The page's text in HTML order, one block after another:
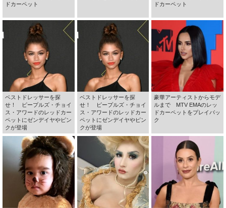
ドカーペット
ドカーペット
ベストドレッサーを探
せ！ ピープルズ・チョイ
ス・アワードのレッドカー
ペットにゼンデイヤやピン
クが登場
ベストドレッサーを探
せ！ ピープルズ・チョイ
ス・アワードのレッドカー
ペットにゼンデイヤやピン
クが登場
豪華アーティストからモデ
ルまで MTV EMAのレッ
ドカーペットをプレイバッ
ク